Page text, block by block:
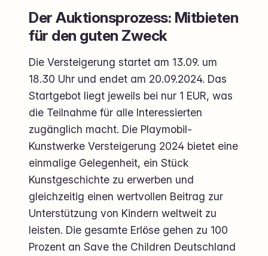
Der Auktionsprozess: Mitbieten
für den guten Zweck
Die Versteigerung startet am 13.09. um
18.30 Uhr und endet am 20.09.2024. Das
Startgebot liegt jeweils bei nur 1 EUR, was
die Teilnahme für alle Interessierten
zugänglich macht. Die Playmobil-
Kunstwerke Versteigerung 2024 bietet eine
einmalige Gelegenheit, ein Stück
Kunstgeschichte zu erwerben und
gleichzeitig einen wertvollen Beitrag zur
Unterstützung von Kindern weltweit zu
leisten. Die gesamte Erlöse gehen zu 100
Prozent an Save the Children Deutschland